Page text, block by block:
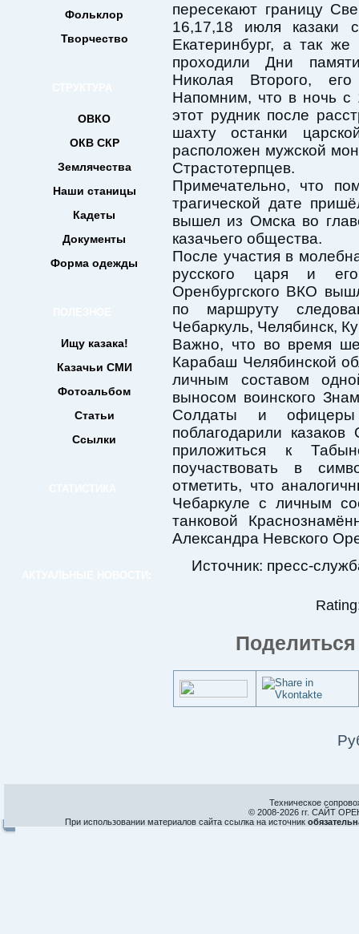
Фольклор
Творчество
ОВКО
ОКВ СКР
Землячества
Наши станицы
Кадеты
Документы
Форма одежды
Ищу казака!
Казачьи СМИ
Фотоальбом
Статьи
Ссылки
пересекают границу
16,17,18 июля казаки
Екатеринбург, а так
проходили Дни
Николая Второго,
Напомним, что в ночь
этот рудник после
шахту останки
расположен мужской
Страстотерпцев.
Примечательно, что
трагической дате
вышел из Омска во
казачьего общества.
После участия в
русского царя и
Оренбургского ВКО
по маршруту
Чебаркуль, Челябинск,
Важно, что во время
Карабаш Челябинской
личным составом
выносом воинского
Солдаты и
поблагодарили
приложиться к
поучаствовать в
отметить, что
Чебаркуле с личным
танковой
Александра Невского
Источник: пресс-
Техническое
© 2008-2026 гг. САЙТ
При использовании материалов сайта ссылка на источник